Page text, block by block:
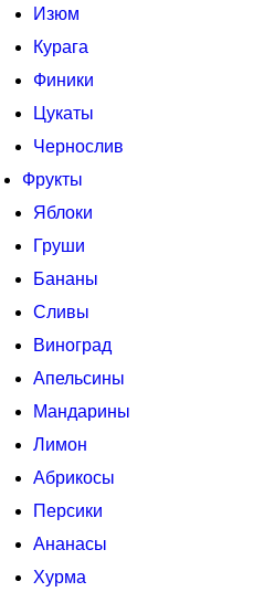
Изюм
Курага
Финики
Цукаты
Чернослив
Фрукты
Яблоки
Груши
Бананы
Сливы
Виноград
Апельсины
Мандарины
Лимон
Абрикосы
Персики
Ананасы
Хурма